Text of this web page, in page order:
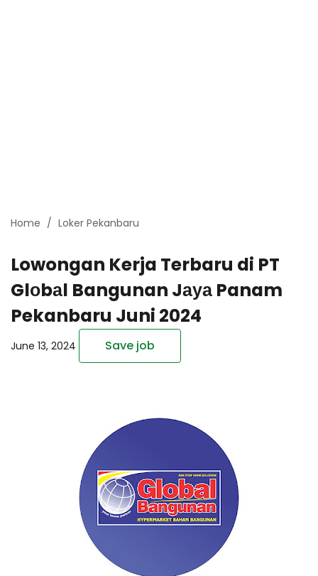
Home Loker Pekanbaru
Lowongan Kerja Terbaru di PT
Glоbаl Bangunan Jауа Panam
Pekanbaru Juni 2024
June 13, 2024 Save job